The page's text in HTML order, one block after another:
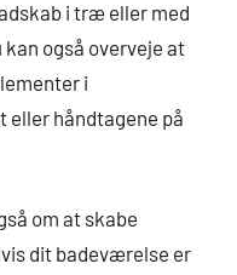
i træ eller med
også overveje at
i
håndtagene på
om at skabe
dit badeværelse er